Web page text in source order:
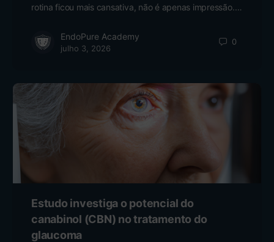
rotina ficou mais cansativa, não é apenas impressão.…
EndoPure Academy
julho 3, 2026
0
Estudo investiga o potencial do
canabinol (CBN) no tratamento do
glaucoma